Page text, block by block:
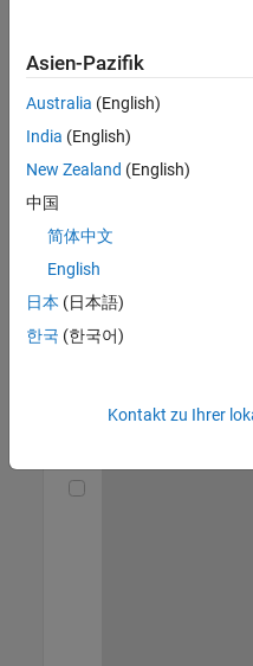
Account
Manager -
Commercial
(m/f/d)
DE-München
Senior Utilities and
and Energy
Market
Developer
Marketing |
Asien-Pazifik
Australia (English)
India (English)
New Zealand (English)
中国
简体中文
English
日本 (日本語)
한국 (한국어)
Kontakt zu Ihrer